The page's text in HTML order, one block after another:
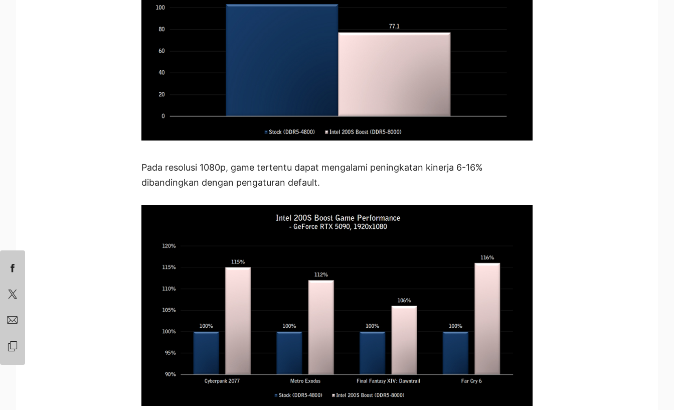
Pada resolusi 1080p, game tertentu dapat mengalami peningkatan kinerja 6-16%
dibandingkan dengan pengaturan default.